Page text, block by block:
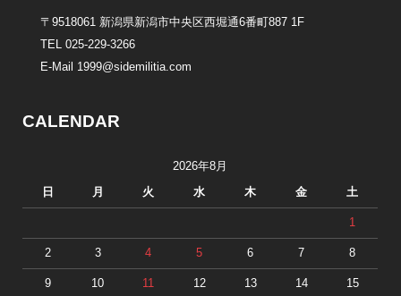
〒9518061 新潟県新潟市中央区西堀通6番町887 1F
TEL 025-229-3266
E-Mail 1999@sidemilitia.com
CALENDAR
2026年8月
日 月 火 水 木 金 土
1
2 3 4 5 6 7 8
9 10 11 12 13 14 15